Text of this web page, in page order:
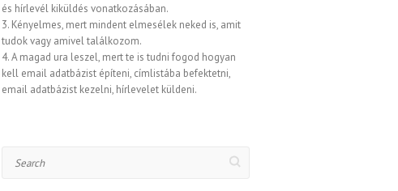
és hírlevél kiküldés vonatkozásában.
3. Kényelmes, mert mindent elmesélek neked is, amit
tudok vagy amivel találkozom.
4. A magad ura leszel, mert te is tudni fogod hogyan
kell email adatbázist építeni, címlistába befektetni,
email adatbázist kezelni, hírlevelet küldeni.